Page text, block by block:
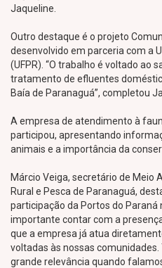
Jaqueline.
Outro destaque é o projeto
desenvolvido em parceria com a
(UFPR). “O trabalho é voltado ao
tratamento de efluentes
Baía de Paranaguá”, completou
A empresa de atendimento à
participou, apresentando
animais e a importância da
Márcio Veiga, secretário de Meio
Rural e Pesca de Paranaguá,
participação da Portos do Paraná
importante contar com a
que a empresa já atua
voltadas às nossas
grande relevância quando